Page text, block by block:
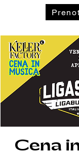
Cena